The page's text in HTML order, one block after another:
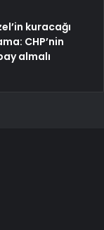
kuracağı
CHP’nin
almalı